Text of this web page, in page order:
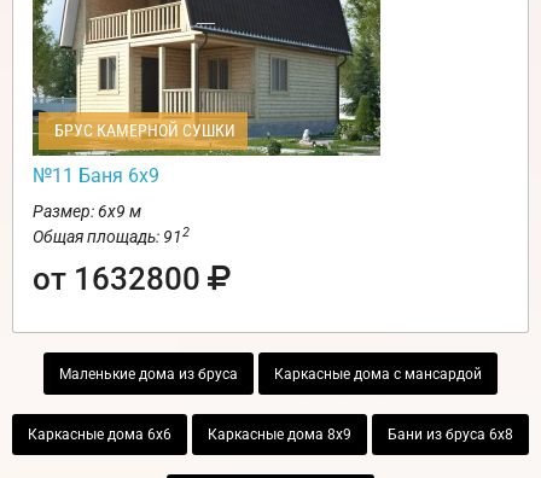
БРУС КАМЕРНОЙ СУШКИ
№11 Баня 6х9
Размер: 6х9 м
Общая площадь: 912
от 1632800
Маленькие дома из бруса Каркасные дома с мансардой
Каркасные дома 6х6 Каркасные дома 8х9 Бани из бруса 6х8